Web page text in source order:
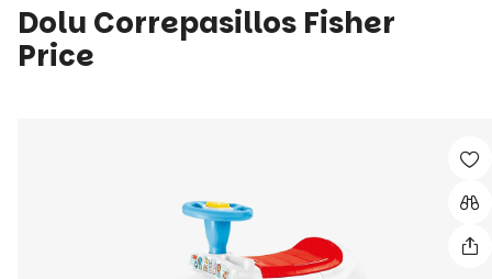
Dolu Correpasillos Fisher
Price